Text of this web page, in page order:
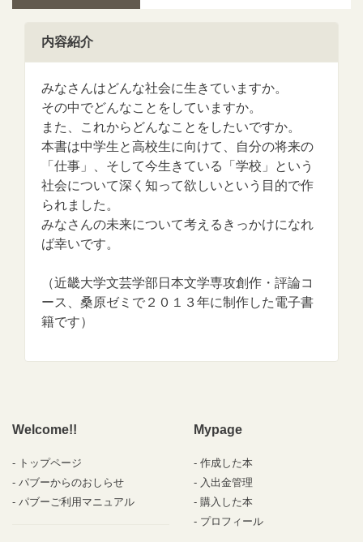
内容紹介
みなさんはどんな社会に生きていますか。
その中でどんなことをしていますか。
また、これからどんなことをしたいですか。
本書は中学生と高校生に向けて、自分の将来の
「仕事」、そして今生きている「学校」という
社会について深く知って欲しいという目的で作
られました。
みなさんの未来について考えるきっかけになれ
ば幸いです。
（近畿大学文芸学部日本文学専攻創作・評論コ
ース、桑原ゼミで２０１３年に制作した電子書
籍です）
Welcome!!
トップページ
パブーからのおしらせ
パブーご利用マニュアル
Mypage
作成した本
入出金管理
購入した本
プロフィール